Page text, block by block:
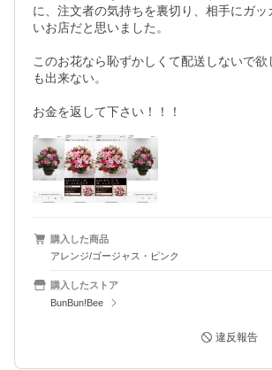
に、注文者の気持ちを裏切り、相手にガッ
いお店だと思いました。
このお花なら恥ずかしくて配送しないで
も出来ない。
お金を返して下さい！！！
購入した商品
アレンジ/ゴージャス・ピンク
購入したストア
BunBun!Bee
違反報告